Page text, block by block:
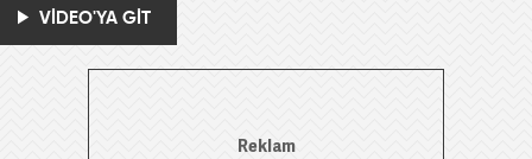
VİDEO'YA GİT